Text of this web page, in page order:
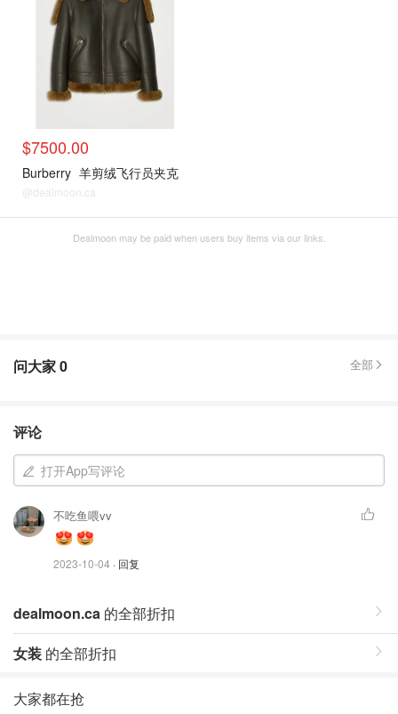
$7500.00
Burberry 羊剪绒飞行员夹克
@dealmoon.ca
Dealmoon may be paid when users buy items via our links.
问大家0 全部
评论
打开App写评论
不吃鱼喂vv
2023-10-04 · 回复
dealmoon.ca 的全部折扣
女装 的全部折扣
大家都在抢